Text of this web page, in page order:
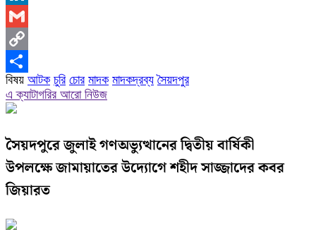
LinkedIn
Gmail
Copy
Link
Share
বিষয় আটক চুরি চোর মাদক মাদকদ্রব্য সৈয়দপুর
এ ক্যাটাগরির আরো নিউজ
সৈয়দপুরে জুলাই গণঅভ্যুত্থানের দ্বিতীয় বার্ষিকী
উপলক্ষে জামায়াতের উদ্যোগে শহীদ সাজ্জাদের কবর
জিয়ারত